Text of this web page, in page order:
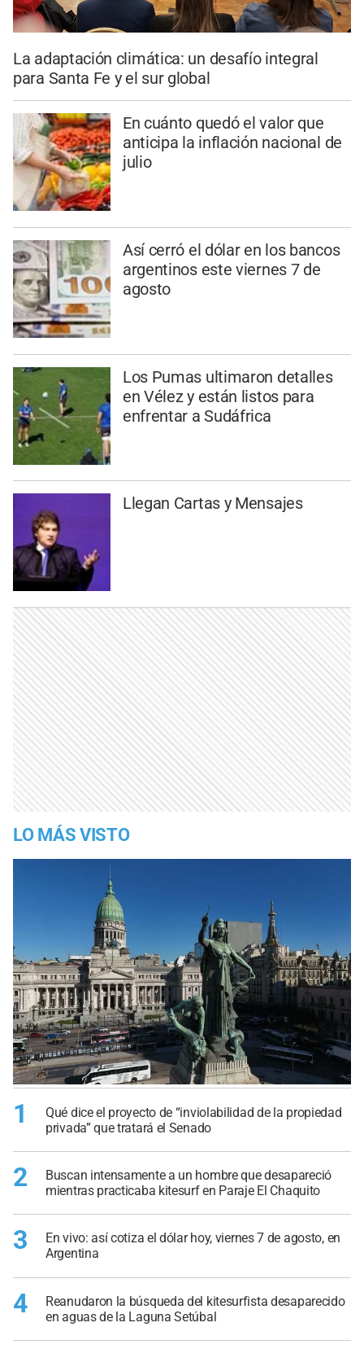
La adaptación climática: un desafío integral
para Santa Fe y el sur global
En cuánto quedó el valor que
anticipa la inflación nacional de
julio
Así cerró el dólar en los bancos
argentinos este viernes 7 de
agosto
Los Pumas ultimaron detalles
en Vélez y están listos para
enfrentar a Sudáfrica
Llegan Cartas y Mensajes
LO MÁS VISTO
1
Qué dice el proyecto de “inviolabilidad de la propiedad
privada” que tratará el Senado
2
Buscan intensamente a un hombre que desapareció
mientras practicaba kitesurf en Paraje El Chaquito
3
En vivo: así cotiza el dólar hoy, viernes 7 de agosto, en
Argentina
4
Reanudaron la búsqueda del kitesurfista desaparecido
en aguas de la Laguna Setúbal